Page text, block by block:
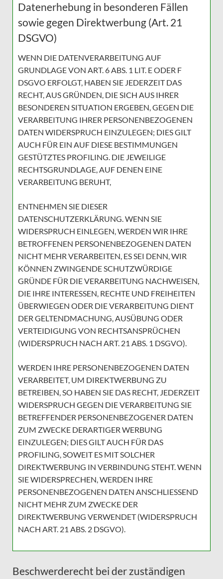
Datenerhebung in besonderen Fällen
sowie gegen Direktwerbung (Art. 21
DSGVO)
WENN DIE DATENVERARBEITUNG AUF
GRUNDLAGE VON ART. 6 ABS. 1 LIT. E ODER F
DSGVO ERFOLGT, HABEN SIE JEDERZEIT DAS
RECHT, AUS GRÜNDEN, DIE SICH AUS IHRER
BESONDEREN SITUATION ERGEBEN, GEGEN DIE
VERARBEITUNG IHRER PERSONENBEZOGENEN
DATEN WIDERSPRUCH EINZULEGEN; DIES GILT
AUCH FÜR EIN AUF DIESE BESTIMMUNGEN
GESTÜTZTES PROFILING. DIE JEWEILIGE
RECHTSGRUNDLAGE, AUF DENEN EINE
VERARBEITUNG BERUHT,
ENTNEHMEN SIE DIESER
DATENSCHUTZERKLÄRUNG. WENN SIE
WIDERSPRUCH EINLEGEN, WERDEN WIR IHRE
BETROFFENEN PERSONENBEZOGENEN DATEN
NICHT MEHR VERARBEITEN, ES SEI DENN, WIR
KÖNNEN ZWINGENDE SCHUTZWÜRDIGE
GRÜNDE FÜR DIE VERARBEITUNG NACHWEISEN,
DIE IHRE INTERESSEN, RECHTE UND FREIHEITEN
ÜBERWIEGEN ODER DIE VERARBEITUNG DIENT
DER GELTENDMACHUNG, AUSÜBUNG ODER
VERTEIDIGUNG VON RECHTSANSPRÜCHEN
(WIDERSPRUCH NACH ART. 21 ABS. 1 DSGVO).
WERDEN IHRE PERSONENBEZOGENEN DATEN
VERARBEITET, UM DIREKTWERBUNG ZU
BETREIBEN, SO HABEN SIE DAS RECHT, JEDERZEIT
WIDERSPRUCH GEGEN DIE VERARBEITUNG SIE
BETREFFENDER PERSONENBEZOGENER DATEN
ZUM ZWECKE DERARTIGER WERBUNG
EINZULEGEN; DIES GILT AUCH FÜR DAS
PROFILING, SOWEIT ES MIT SOLCHER
DIREKTWERBUNG IN VERBINDUNG STEHT. WENN
SIE WIDERSPRECHEN, WERDEN IHRE
PERSONENBEZOGENEN DATEN ANSCHLIESSEND
NICHT MEHR ZUM ZWECKE DER
DIREKTWERBUNG VERWENDET (WIDERSPRUCH
NACH ART. 21 ABS. 2 DSGVO).
Beschwerderecht bei der zuständigen